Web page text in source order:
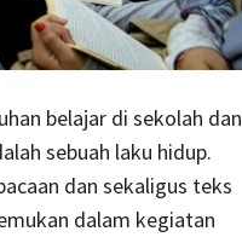
belajar di sekolah dan
sebuah laku hidup.
dan sekaligus teks
dalam kegiatan